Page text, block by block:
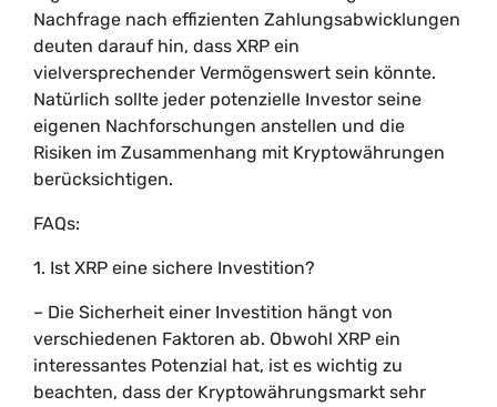
Nachfrage nach effizienten Zahlungsabwicklungen
deuten darauf hin, dass XRP ein
vielversprechender Vermögenswert sein könnte.
Natürlich sollte jeder potenzielle Investor seine
eigenen Nachforschungen anstellen und die
Risiken im Zusammenhang mit Kryptowährungen
berücksichtigen.
FAQs:
1. Ist XRP eine sichere Investition?
– Die Sicherheit einer Investition hängt von
verschiedenen Faktoren ab. Obwohl XRP ein
interessantes Potenzial hat, ist es wichtig zu
beachten, dass der Kryptowährungsmarkt sehr